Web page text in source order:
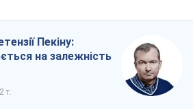
Пекіну:
на залежність
т.